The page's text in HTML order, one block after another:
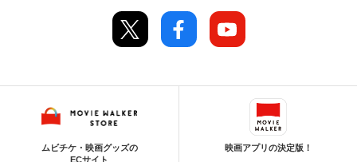
ムビチケ・映画グッズの
ECサイト
映画アプリの決定版！